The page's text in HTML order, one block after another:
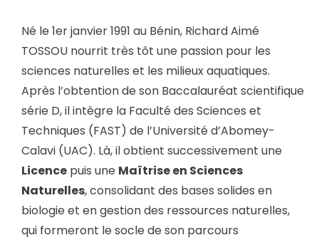
Né le 1er janvier 1991 au Bénin, Richard Aimé
TOSSOU nourrit très tôt une passion pour les
sciences naturelles et les milieux aquatiques.
Après l’obtention de son Baccalauréat scientifique
série D, il intègre la Faculté des Sciences et
Techniques (FAST) de l’Université d’Abomey-
Calavi (UAC). Là, il obtient successivement une
Licence puis une Maîtrise en Sciences
Naturelles, consolidant des bases solides en
biologie et en gestion des ressources naturelles,
qui formeront le socle de son parcours